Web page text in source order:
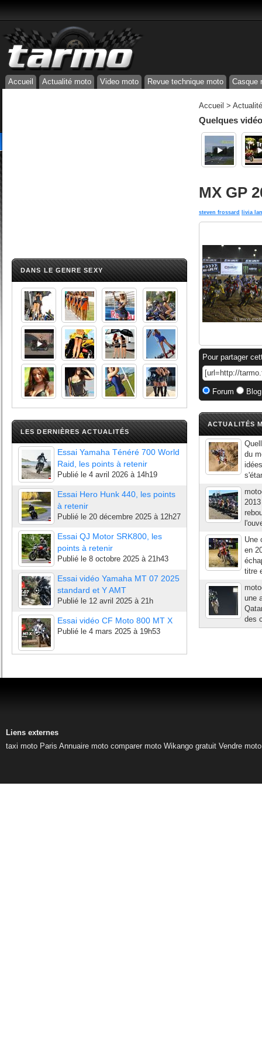
Accueil Actualité moto Video moto Revue technique moto Casque
DANS LE GENRE SEXY
LES DERNIÈRES ACTUALITÉS
Essai Yamaha Ténéré 700 World
Raid, les points à retenir
Publié le 4 avril 2026 à 14h19
Essai Hero Hunk 440, les points
à retenir
Publié le 20 décembre 2025 à 12h27
Essai QJ Motor SRK800, les
points à retenir
Publié le 8 octobre 2025 à 21h43
Essai vidéo Yamaha MT 07 2025
standard et Y AMT
Publié le 12 avril 2025 à 21h
Essai vidéo CF Moto 800 MT X
Publié le 4 mars 2025 à 19h53
Accueil >
Quelques
MX GP
steven frossard livia
Pour partager
Forum
ACTUALITÉS
du
Une
en
titre
une
des
Liens externes
taxi moto Paris Annuaire moto comparer moto Wikango gratuit Vendre moto